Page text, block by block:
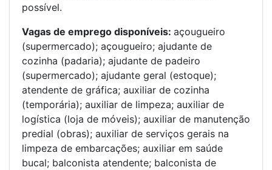
possível.
Vagas de emprego disponíveis: açougueiro
(supermercado); açougueiro; ajudante de
cozinha (padaria); ajudante de padeiro
(supermercado); ajudante geral (estoque);
atendente de gráfica; auxiliar de cozinha
(temporária); auxiliar de limpeza; auxiliar de
logística (loja de móveis); auxiliar de manutenção
predial (obras); auxiliar de serviços gerais na
limpeza de embarcações; auxiliar em saúde
bucal; balconista atendente; balconista de